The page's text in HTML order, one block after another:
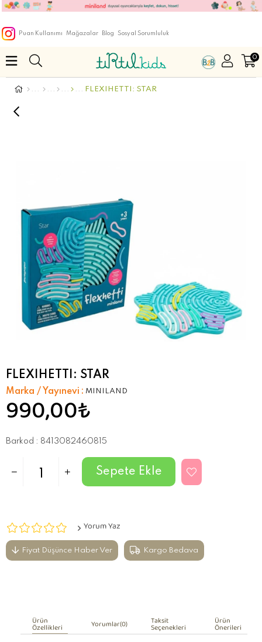
Puan Kullanımı Mağazalar Blog Sosyal Sorumluluk
0
FLEXIHETTI: STAR
FLEXIHETTI: STAR
Marka / Yayınevi : MINILAND
990,00₺
Barkod : 8413082460815
Yorum Yaz
Fiyat Düşünce Haber Ver Kargo Bedava
Ürün
Özellikleri Yorumlar(0) Taksit
Seçenekleri Ürün
Önerileri